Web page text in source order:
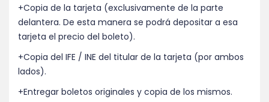
+Copia de la tarjeta (exclusivamente de la parte
delantera. De esta manera se podrá depositar a esa
tarjeta el precio del boleto).
+Copia del IFE / INE del titular de la tarjeta (por ambos
lados).
+Entregar boletos originales y copia de los mismos.